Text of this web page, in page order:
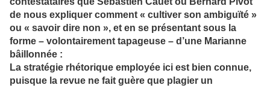
de nous expliquer comment « cultiver son ambiguïté »
ou « savoir dire non », et en se présentant sous la
forme – volontairement tapageuse – d’une Marianne
bâillonnée :
La stratégie rhétorique employée ici est bien connue,
puisque la revue ne fait guère que plagier un